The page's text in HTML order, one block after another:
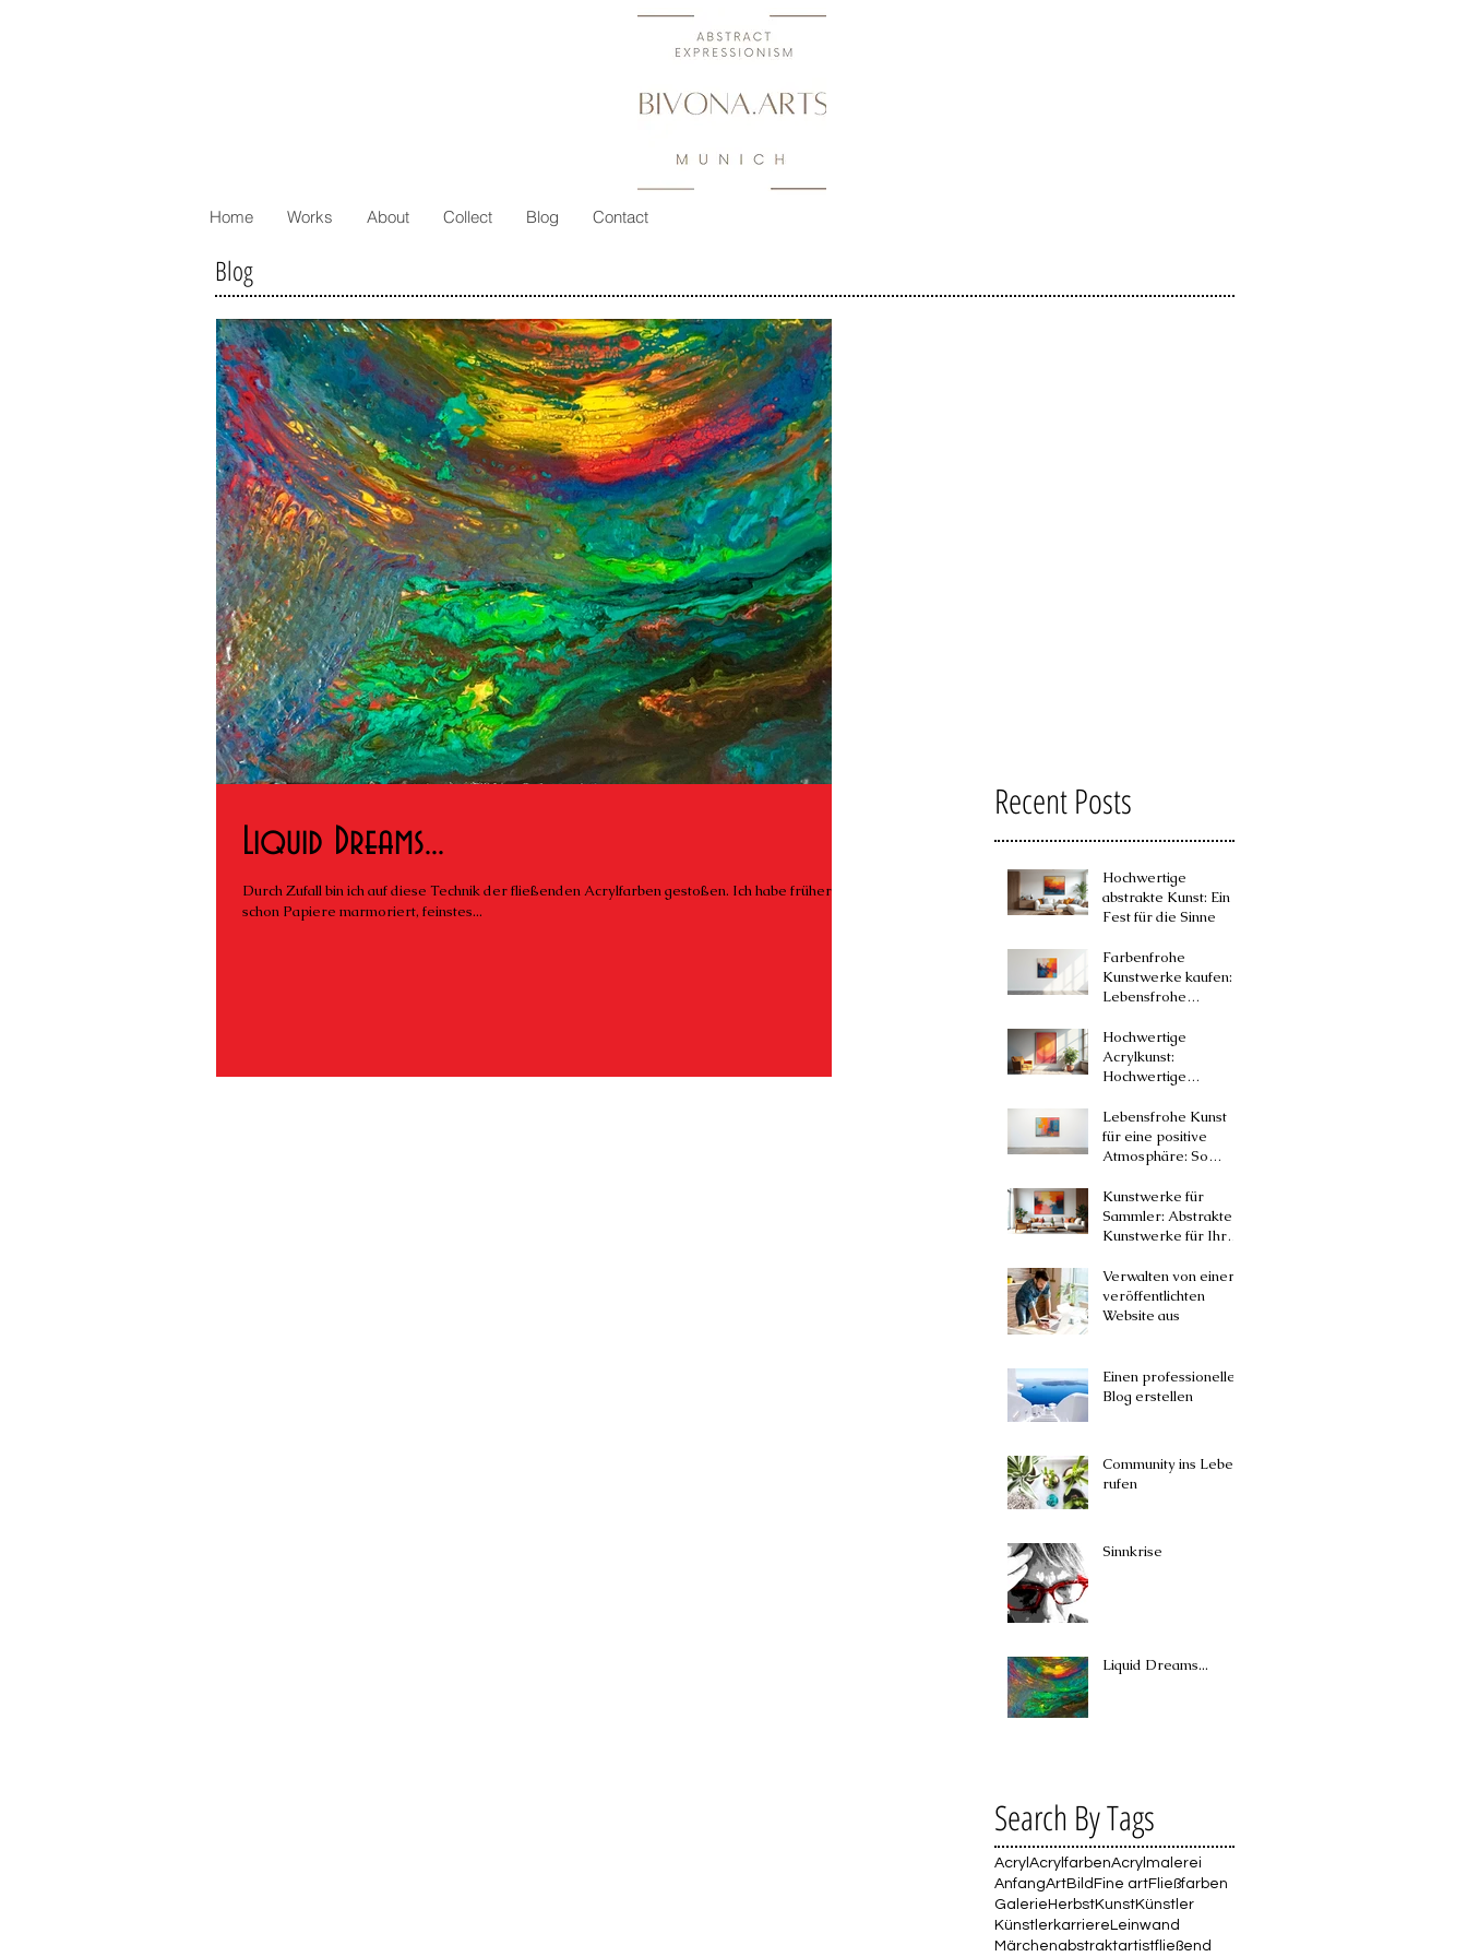
Home Works About Collect Blog Contact
Blog
Liquid Dreams...
Durch Zufall bin ich auf diese Technik der fließenden Acrylfarben gestoßen. Ich habe früher
schon Papiere marmoriert, feinstes...
Recent Posts
Hochwertige
abstrakte Kunst: Ein
Fest für die Sinne
Farbenfrohe
Kunstwerke kaufen:
Lebensfrohe
Ihr Zuhause
Hochwertige
Acrylkunst:
Hochwertige
Leinwand entdecken
Lebensfrohe Kunst
für eine positive
Atmosphäre: So
Kunstwerke dein
Zuhause zum
Strahlen!
Kunstwerke für
Sammler: Abstrakte
Kunstwerke für Ihr
Verwalten von einer
veröffentlichten
Website aus
Einen professionellen
Blog erstellen
Community ins Leben
rufen
Sinnkrise
Liquid Dreams...
Search By Tags
Acryl AcrylfarbenAcrylmalerei
AnfangArtBild Fine artFließfarben
Galerie HerbstKunstKünstler
Künstlerkarriere Leinwand
Märchenabstraktartistfließend